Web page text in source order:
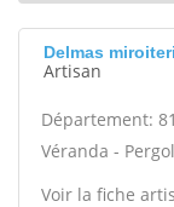
Delmas
Artisan
Département: 81
Véranda -
Voir la fiche